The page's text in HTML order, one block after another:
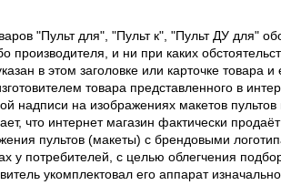
"Пульт для", "Пульт к", "Пульт ДУ для"
производителя, и ни при каких
в этом заголовке или карточке товара
товара представленного в
надписи на изображениях макетов пультов
что интернет магазин фактически
пультов (макеты) с брендовыми
у потребителей, с целью облегчения
укомплектовал его аппарат